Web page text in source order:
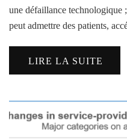
une défaillance technologique
peut admettre des patients,
LIRE LA SUITE